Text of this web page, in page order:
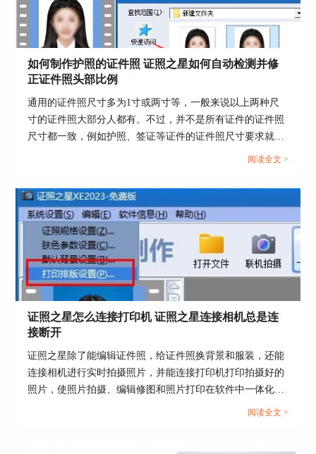
图4 倾斜矫正功能
矫正效果如下图所示，证件照边框倾斜痕迹明显，
图5 倾斜矫正效果图
头像矫正过后进行照片的尺寸剪裁，选择“照片裁
如何制作护照的证件照 证照之星如何自动检测并修
正证件照头部比例
通用的证件照尺寸多为1寸或两寸等，一般来说以上两种尺
寸的证件照大部分人都有。不过，并不是所有证件的证件照
尺寸都一致，例如护照、签证等证件的证件照尺寸要求就比
较特殊，那么该怎么制作特殊尺寸的证件照呢？这篇文章就
修正证件照头部比例。...
阅读全文 >
证照之星怎么连接打印机 证照之星连接相机总是连
接断开
证照之星除了能编辑证件照，给证件照换背景和服装，还能
连接相机进行实时拍摄照片，并能连接打印机打印拍摄好的
照片，使照片拍摄、编辑修图和照片打印在软件中一体化操
作。那么证件照如何在证照之星中拍摄和打印呢？这篇文章
阅读全文 >